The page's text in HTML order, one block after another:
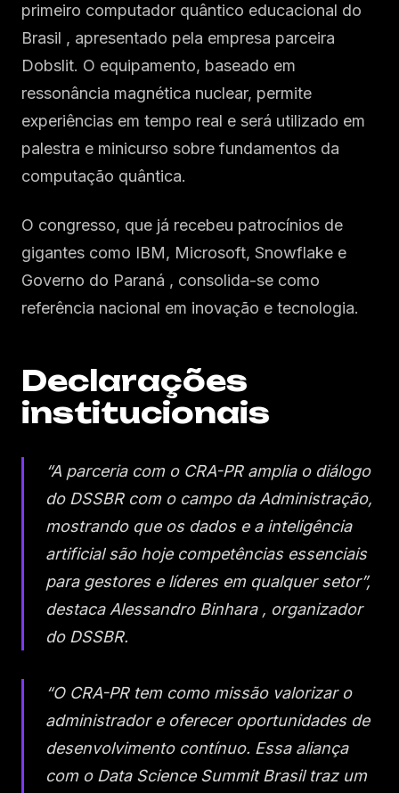
primeiro computador quântico educacional do
Brasil , apresentado pela empresa parceira
Dobslit. O equipamento, baseado em
ressonância magnética nuclear, permite
experiências em tempo real e será utilizado em
palestra e minicurso sobre fundamentos da
computação quântica.
O congresso, que já recebeu patrocínios de
gigantes como IBM, Microsoft, Snowflake e
Governo do Paraná , consolida-se como
referência nacional em inovação e tecnologia.
Declarações
institucionais
“A parceria com o CRA-PR amplia o diálogo
do DSSBR com o campo da Administração,
mostrando que os dados e a inteligência
artificial são hoje competências essenciais
para gestores e líderes em qualquer setor”,
destaca Alessandro Binhara , organizador
do DSSBR.
“O CRA-PR tem como missão valorizar o
administrador e oferecer oportunidades de
desenvolvimento contínuo. Essa aliança
com o Data Science Summit Brasil traz um